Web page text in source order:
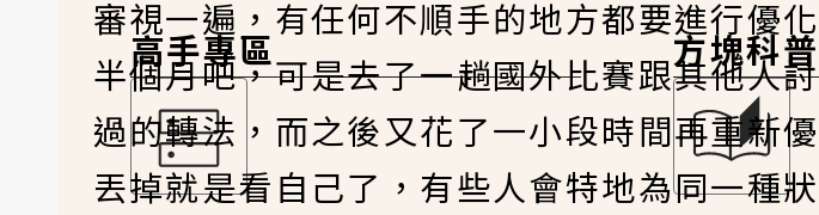
高手專區 方塊科普
審視一遍，有任何不順手的地方都要進行優
半個月吧，可是去了一趟國外比賽跟其他人
過的轉法，而之後又花了一小段時間再重新
丟掉就是看自己了，有些人會特地為同一種